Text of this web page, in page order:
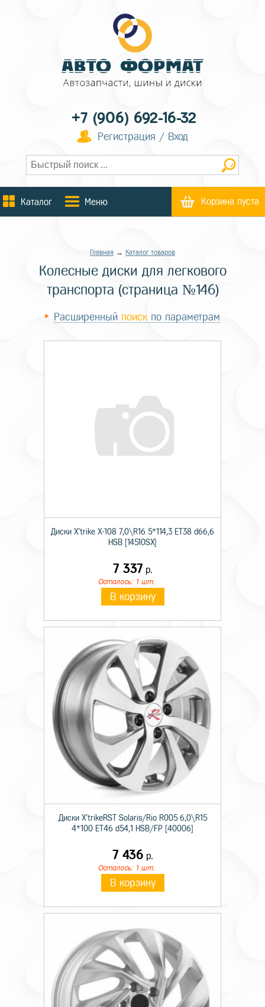
+7 (906) 692-16-32
Регистрация / Вход
Каталог Меню Корзина пуста
Главная → Каталог товаров
Колесные диски для легкового
транспорта (страница №146)
Расширенный поиск по параметрам
Диски X'trike X-108 7,0\R16 5*114,3 ET38 d66,6
HSB [14510SX]
7 337 р.
Осталось: 1 шт.
В корзину
Диски X'trikeRST Solaris/Rio R005 6,0\R15
4*100 ET46 d54,1 HSB/FP [40006]
7 436р.
Осталось: 1 шт.
В корзину